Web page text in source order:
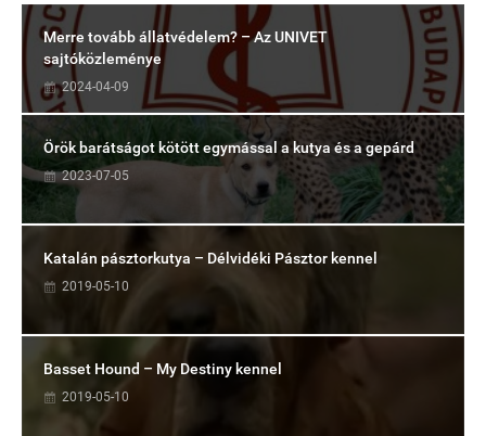
Merre tovább állatvédelem? – Az UNIVET
sajtóközleménye
2024-04-09
Örök barátságot kötött egymással a kutya és a gepárd
2023-07-05
Katalán pásztorkutya – Délvidéki Pásztor kennel
2019-05-10
Basset Hound – My Destiny kennel
2019-05-10